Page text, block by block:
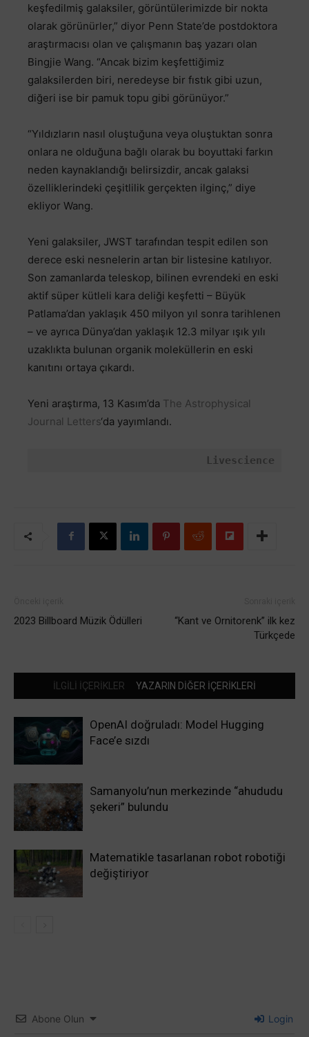
keşfedilmiş galaksiler, görüntülerimizde bir nokta
olarak görünürler,” diyor Penn State’de postdoktora
araştırmacısı olan ve çalışmanın baş yazarı olan
Bingjie Wang. “Ancak bizim keşfettiğimiz
galaksilerden biri, neredeyse bir fıstık gibi uzun,
diğeri ise bir pamuk topu gibi görünüyor.”
“Yıldızların nasıl oluştuğuna veya oluştuktan sonra
onlara ne olduğuna bağlı olarak bu boyuttaki farkın
neden kaynaklandığı belirsizdir, ancak galaksi
özelliklerindeki çeşitlilik gerçekten ilginç,” diye
ekliyor Wang.
Yeni galaksiler, JWST tarafından tespit edilen son
derece eski nesnelerin artan bir listesine katılıyor.
Son zamanlarda teleskop, bilinen evrendeki en eski
aktif süper kütleli kara deliği keşfetti – Büyük
Patlama’dan yaklaşık 450 milyon yıl sonra tarihlenen
– ve ayrıca Dünya’dan yaklaşık 12.3 milyar ışık yılı
uzaklıkta bulunan organik moleküllerin en eski
kanıtını ortaya çıkardı.
Yeni araştırma, 13 Kasım’da The Astrophysical
Journal Letters‘da yayımlandı.
Livescience
2023 Billboard Müzik Ödülleri
“Kant ve Ornitorenk” ilk kez
Türkçede
İLGİLİ İÇERİKLER YAZARIN DİĞER İÇERİKLERİ
OpenAI doğruladı: Model Hugging
Face’e sızdı
Samanyolu’nun merkezinde “ahududu
şekeri” bulundu
Matematikle tasarlanan robot robotiği
değiştiriyor
Abone Olun Login